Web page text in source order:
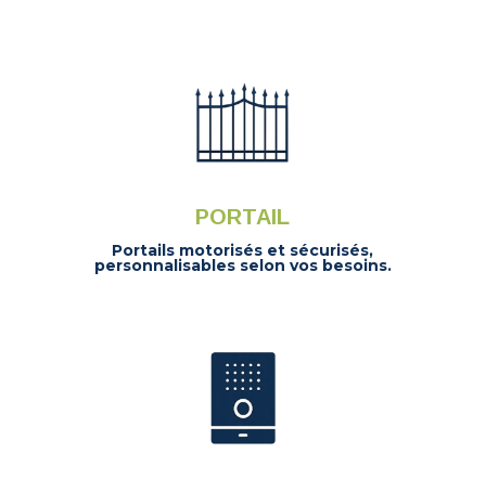
PORTAIL
Portails motorisés et sécurisés,
personnalisables selon vos besoins.